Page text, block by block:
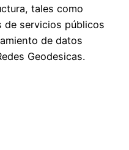
tales como
servicios públicos
de datos
Geodesicas.